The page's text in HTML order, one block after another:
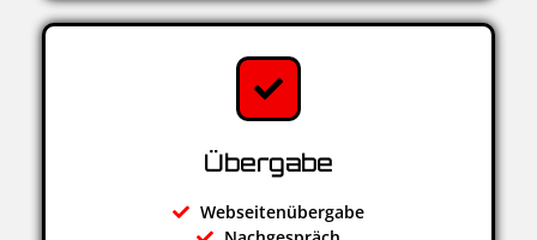
Übergabe
Webseitenübergabe